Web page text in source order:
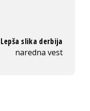
Lepša slika derbija
naredna vest